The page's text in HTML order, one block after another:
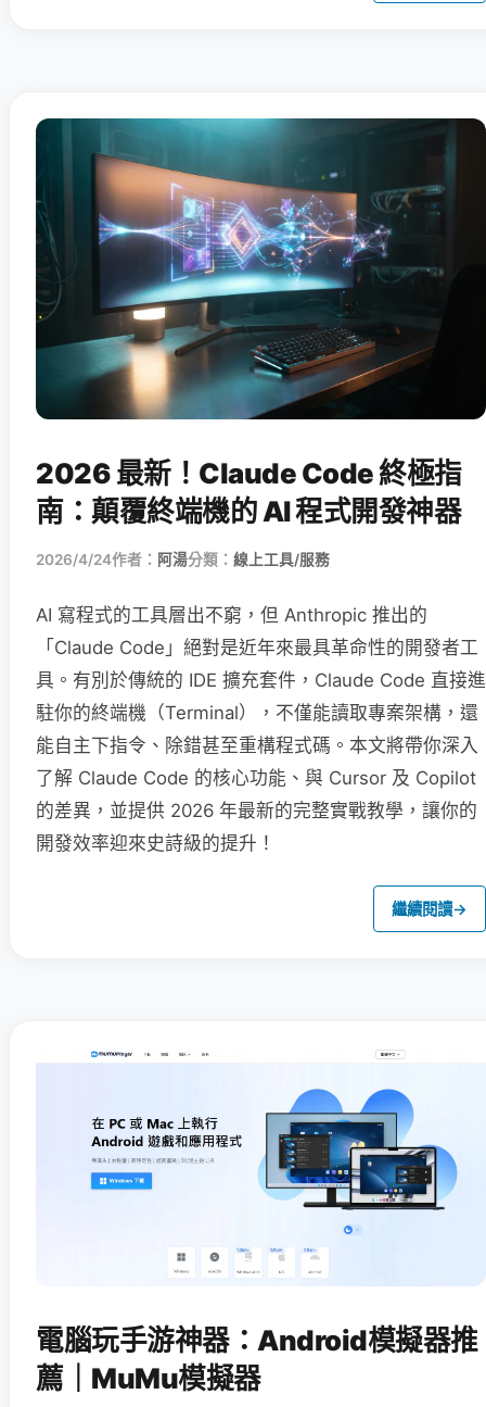
2026 最新！Claude Code 終極指
南：顛覆終端機的 AI 程式開發神器
2026/4/24作者： 阿湯分類： 線上工具/服務
AI 寫程式的工具層出不窮，但 Anthropic 推出的
「Claude Code」絕對是近年來最具革命性的開發者工
具。有別於傳統的 IDE 擴充套件，Claude Code 直接進
駐你的終端機（Terminal），不僅能讀取專案架構，還
能自主下指令、除錯甚至重構程式碼。本文將帶你深入
了解 Claude Code 的核心功能、與 Cursor 及 Copilot
的差異，並提供 2026 年最新的完整實戰教學，讓你的
開發效率迎來史詩級的提升！
繼續閱讀→
電腦玩手游神器：Android模擬器推
薦｜MuMu模擬器